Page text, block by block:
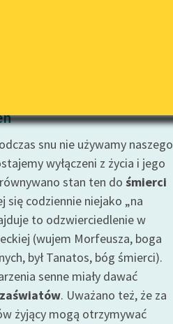
wrażliwych
Deklaracja dostępności
snu nie używamy naszego
wyłączeni z życia i jego
stan ten do śmierci
się codziennie niejako „na
to odzwierciedlenie w
(wujem Morfeusza, boga
był Tanatos, bóg śmierci).
senne miały dawać
zaświatów. Uważano też, że za
żyjący mogą otrzymywać